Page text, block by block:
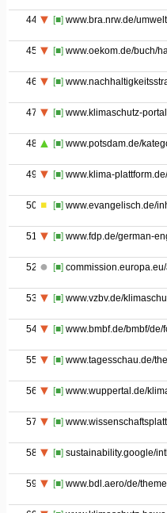
44 [■] www.bra.nrw.de/
45 [■] www.oekom.de/buch/
46 [■]
47 [■] www.klimaschutz-
48 [■] www.potsdam.de/
49 [■] www.klima-plattform.de/
50 [■] www.evangelisch.de/
51 [■] www.fdp.de/german-
52 [■]
53 [■] www.vzbv.de/
54 [■] www.bmbf.de/bmbf/de/
55 [■] www.tagesschau.de/
56 [■] www.wuppertal.de/
57 [■]
58 [■] sustainability.google/
59 [■] www.bdl.aero/de/